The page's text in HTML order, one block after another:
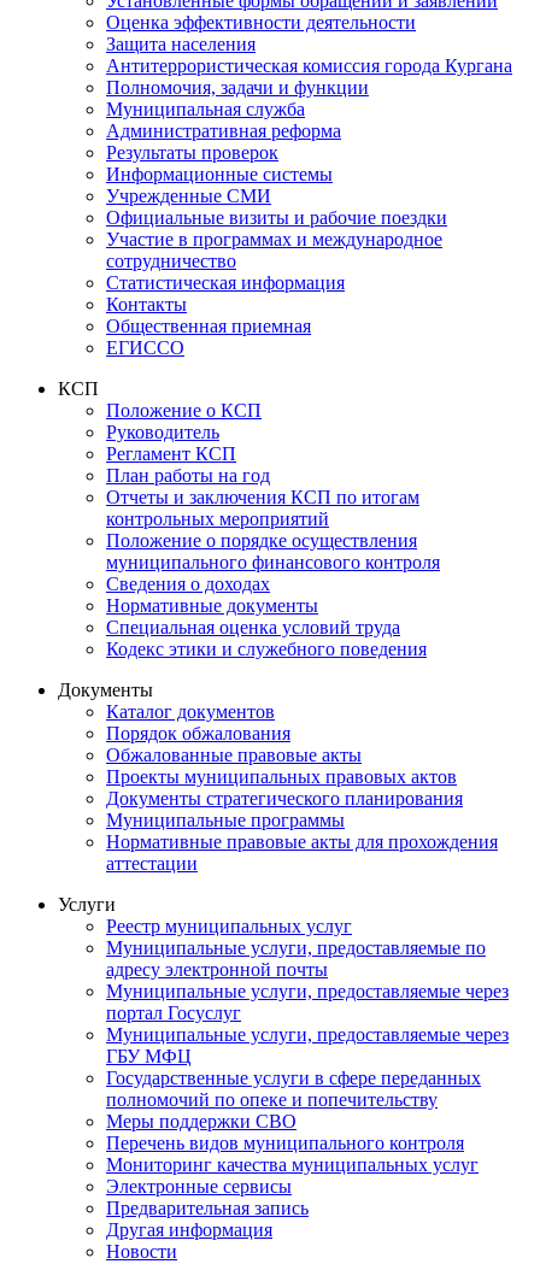
Оценка эффективности деятельности
Защита населения
Антитеррористическая комиссия города Кургана
Полномочия, задачи и функции
Муниципальная служба
Административная реформа
Результаты проверок
Информационные системы
Учрежденные СМИ
Официальные визиты и рабочие поездки
Участие в программах и международное
сотрудничество
Статистическая информация
Контакты
Общественная приемная
ЕГИССО
КСП
Положение о КСП
Руководитель
Регламент КСП
План работы на год
Отчеты и заключения КСП по итогам
контрольных мероприятий
Положение о порядке осуществления
муниципального финансового контроля
Сведения о доходах
Нормативные документы
Специальная оценка условий труда
Кодекс этики и служебного поведения
Документы
Каталог документов
Порядок обжалования
Обжалованные правовые акты
Проекты муниципальных правовых актов
Документы стратегического планирования
Муниципальные программы
Нормативные правовые акты для прохождения
аттестации
Услуги
Реестр муниципальных услуг
Муниципальные услуги, предоставляемые по
адресу электронной почты
Муниципальные услуги, предоставляемые через
портал Госуслуг
Муниципальные услуги, предоставляемые через
ГБУ МФЦ
Государственные услуги в сфере переданных
полномочий по опеке и попечительству
Меры поддержки СВО
Перечень видов муниципального контроля
Мониторинг качества муниципальных услуг
Электронные сервисы
Предварительная запись
Другая информация
Новости